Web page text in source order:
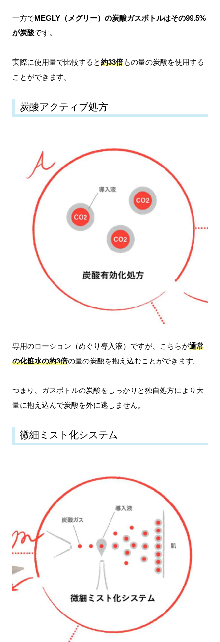
一方でMEGLY（メグリー）の炭酸ガスボトルはその99.5%
が炭酸です。
実際に使用量で比較すると約33倍もの量の炭酸を使用する
ことができます。
炭酸アクティブ処方
専用のローション（めぐり導入液）ですが、こちらが通常
の化粧水の約3倍の量の炭酸を抱え込むことができます。
つまり、ガスボトルの炭酸をしっかりと独自処方により大
量に抱え込んで炭酸を外に逃しません。
微細ミスト化システム